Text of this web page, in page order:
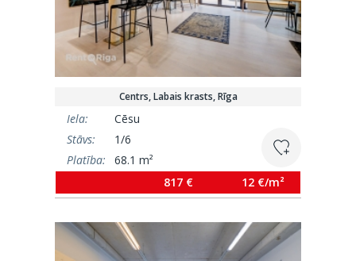
Centrs, Labais krasts, Rīga
Iela:
Cēsu
Stāvs:
1/6
Platība:
68.1 m²
817 €
12 €/m²